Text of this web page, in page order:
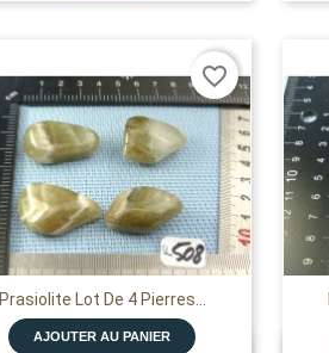
Prasiolite Lot De 4 Pierres...
AJOUTER AU PANIER
favorite_border